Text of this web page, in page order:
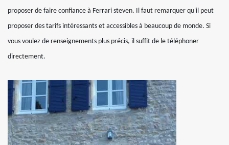
proposer de faire confiance à Ferrari steven. Il faut remarquer qu'il peut
proposer des tarifs intéressants et accessibles à beaucoup de monde. Si
vous voulez de renseignements plus précis, il suffit de le téléphoner
directement.